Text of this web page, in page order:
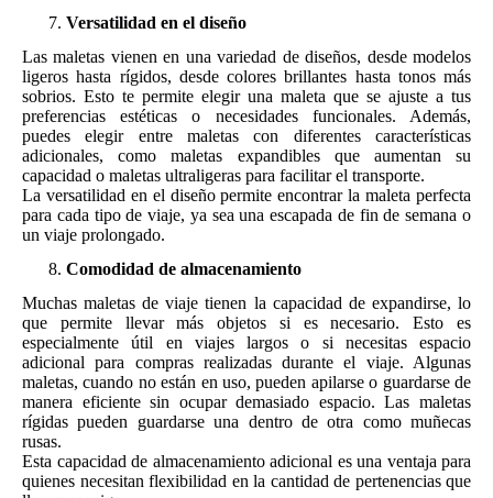
Versatilidad en el diseño
Las maletas vienen en una variedad de diseños, desde modelos
ligeros hasta rígidos, desde colores brillantes hasta tonos más
sobrios. Esto te permite elegir una maleta que se ajuste a tus
preferencias estéticas o necesidades funcionales. Además,
puedes elegir entre maletas con diferentes características
adicionales, como maletas expandibles que aumentan su
capacidad o maletas ultraligeras para facilitar el transporte.
La versatilidad en el diseño permite encontrar la maleta perfecta
para cada tipo de viaje, ya sea una escapada de fin de semana o
un viaje prolongado.
Comodidad de almacenamiento
Muchas maletas de viaje tienen la capacidad de expandirse, lo
que permite llevar más objetos si es necesario. Esto es
especialmente útil en viajes largos o si necesitas espacio
adicional para compras realizadas durante el viaje. Algunas
maletas, cuando no están en uso, pueden apilarse o guardarse de
manera eficiente sin ocupar demasiado espacio. Las maletas
rígidas pueden guardarse una dentro de otra como muñecas
rusas.
Esta capacidad de almacenamiento adicional es una ventaja para
quienes necesitan flexibilidad en la cantidad de pertenencias que